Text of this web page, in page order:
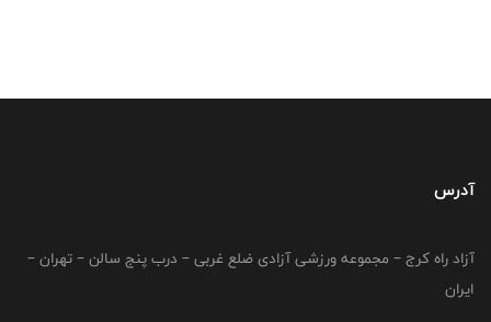
آدرس
آزاد راه کرج – مجموعه ورزشی آزادی ضلع غربی – درب پنج سالن – تهران –
ایران